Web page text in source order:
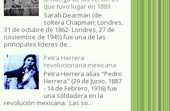
que tuvo lugar en 1889
Sarah Dearman (de
soltera Chapman; Londres,
31 de octubre de 1862​- Londres, 27 de
noviembre de 1945)​ fue una de las
principales líderes de...
Petra Herrera
revolucionaria mexicana
Petra Herrera alias "Pedro
Herrera" (29 de Junio, 1887
- 14 de Febrero, 1916) fue
una soldadera en la
revolución mexicana. Las so...